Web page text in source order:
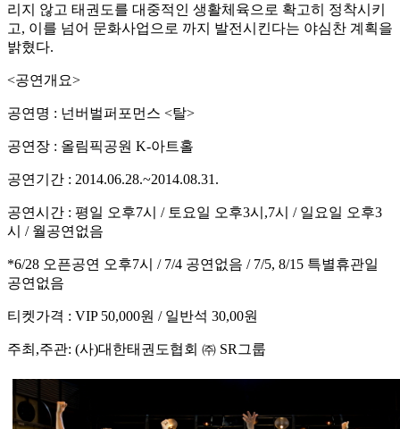
리지 않고 태권도를 대중적인 생활체육으로 확고히 정착시키
고, 이를 넘어 문화사업으로 까지 발전시킨다는 야심찬 계획을
밝혔다.
<공연개요>
공연명 : 넌버벌퍼포먼스 <탈>
공연장 : 올림픽공원 K-아트홀
공연기간 : 2014.06.28.~2014.08.31.
공연시간 : 평일 오후7시 / 토요일 오후3시,7시 / 일요일 오후3
시 / 월공연없음
*6/28 오픈공연 오후7시 / 7/4 공연없음 / 7/5, 8/15 특별휴관일
공연없음
티켓가격 : VIP 50,000원 / 일반석 30,00원
주최,주관: (사)대한태권도협회 ㈜ SR그룹